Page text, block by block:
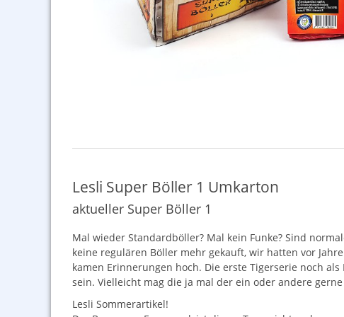
Lesli Super Böller 1 Umkarton
aktueller Super Böller 1
Mal wieder Standardböller? Mal kein Funke? Sind
keine regulären Böller mehr gekauft, wir hatten vor
kamen Erinnerungen hoch. Die erste Tigerserie noch
sein. Vielleicht mag die ja mal der ein oder andere
Lesli Sommerartikel!